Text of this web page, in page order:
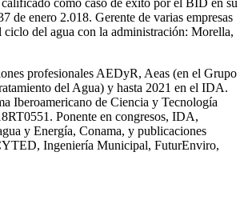
de enero 2.018. Gerente de varias empresas
ciclo del agua con la administración: Morella,
profesionales AEDyR, Aeas (en el Grupo
del Agua) y hasta 2021 en el IDA.
Iberoamericano de Ciencia y Tecnología
Ponente en congresos, IDA,
y Energía, Conama, y publicaciones
Ingeniería Municipal, FuturEnviro,